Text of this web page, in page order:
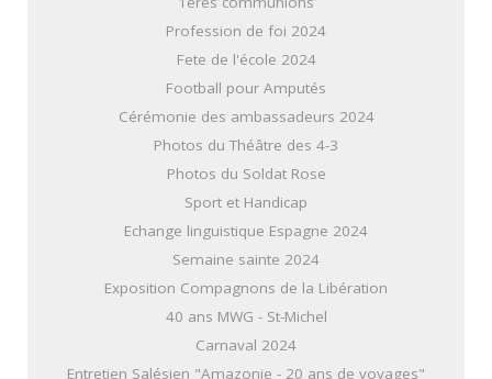
Profession de foi 2024
Fete de l'école 2024
Football pour Amputés
Cérémonie des ambassadeurs 2024
Photos du Théâtre des 4-3
Photos du Soldat Rose
Sport et Handicap
Echange linguistique Espagne 2024
Semaine sainte 2024
Exposition Compagnons de la Libération
40 ans MWG - St-Michel
Carnaval 2024
Entretien Salésien "Amazonie - 20 ans de voyages"